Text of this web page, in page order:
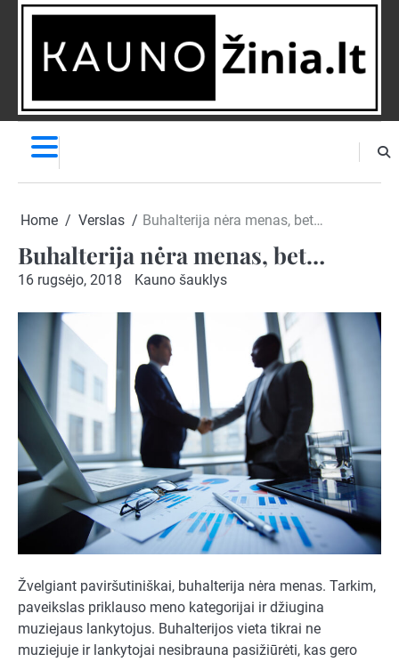
Skip
NAUJIENĄ
Home Verslas Buhalterija nėra menas, bet…
Buhalterija nėra menas, bet…
16 rugsėjo, 2018 Kauno šauklys
Žvelgiant paviršutiniškai, buhalterija nėra menas. Tarkim,
paveikslas priklauso meno kategorijai ir džiugina
muziejaus lankytojus. Buhalterijos vieta tikrai ne
muziejuje ir lankytojai nesibrauna pasižiūrėti, kas gero